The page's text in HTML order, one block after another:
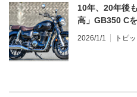
10年、20年後
高」GB350 C
2026/1/1 トピ